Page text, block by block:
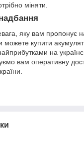
міняти.
яку вам пропонує
можете купити
на
вам оперативну